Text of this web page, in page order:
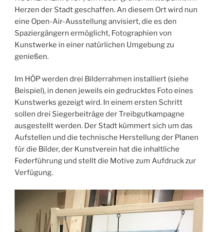
Herzen der Stadt geschaffen. An diesem Ort wird nun
eine Open-Air-Ausstellung anvisiert, die es den
Spaziergängern ermöglicht, Fotographien von
Kunstwerke in einer natürlichen Umgebung zu
genießen.
Im HÖP werden drei Bilderrahmen installiert (siehe
Beispiel), in denen jeweils ein gedrucktes Foto eines
Kunstwerks gezeigt wird. In einem ersten Schritt
sollen drei Siegerbeiträge der Treibgutkampagne
ausgestellt werden. Der Stadt kümmert sich um das
Aufstellen und die technische Herstellung der Planen
für die Bilder, der Kunstverein hat die inhaltliche
Federführung und stellt die Motive zum Aufdruck zur
Verfügung.